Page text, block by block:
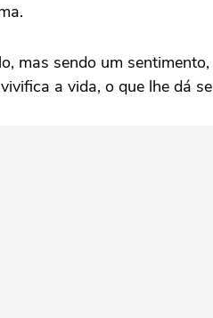
mas sendo um
a vida, o que lhe dá